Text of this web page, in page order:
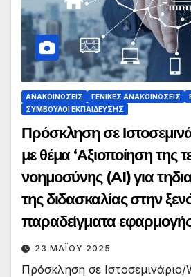
ΑΝΑΚΟΙΝΏΣΕΙΣ ΓΕΝΙΚΈΣ ΑΝΑΚΟΙΝΏΣΕΙΣ
ΣΎΜΒΟΥΛΟΙ ΕΚΠΑΊΔΕΥΣΗΣ
Πρόσκληση σε
με θέμα ‘Αξιοποίηση της
νοημοσύνης (AI) για
της διδασκαλίας στην
παραδείγματα
23 ΜΑΪ́ΟΥ 2025
Πρόσκληση σε